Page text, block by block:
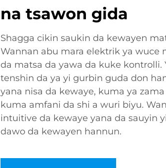
na tsawon gida
Shagga cikin saukin da kewayen
Wannan abu mara elektrik ya wuce
da matsa da yawa da kuke kontrolli.
tenshin da ya yi gurbin guda don
yana nisa da kewaye, kuma ya
kuma amfani da shi a wuri biyu.
intuitive da kewaye yana da sauyin
dawo da kewayen hannun.